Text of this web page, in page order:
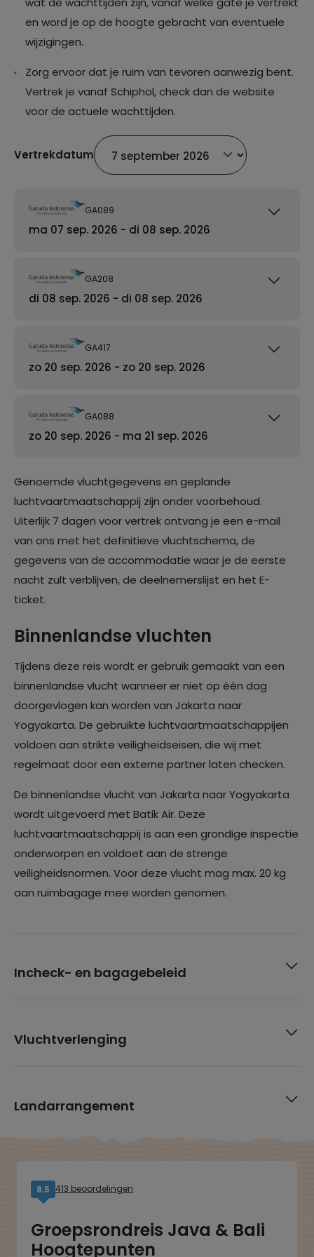
en word je op de hoogte gebracht van eventuele
wijzigingen.
Zorg ervoor dat je ruim van tevoren aanwezig bent.
Vertrek je vanaf Schiphol, check dan de website
voor de actuele wachttijden.
Vertrekdatum
GA089
ma 07 sep. 2026 - di 08 sep. 2026
GA208
di 08 sep. 2026 - di 08 sep. 2026
GA417
zo 20 sep. 2026 - zo 20 sep. 2026
GA088
zo 20 sep. 2026 - ma 21 sep. 2026
Genoemde vluchtgegevens en geplande
luchtvaartmaatschappij zijn onder voorbehoud.
Uiterlijk 7 dagen voor vertrek ontvang je een e-mail
van ons met het definitieve vluchtschema, de
gegevens van de accommodatie waar je de eerste
nacht zult verblijven, de deelnemerslijst en het E-
ticket.
Binnenlandse vluchten
Tijdens deze reis wordt er gebruik gemaakt van een
binnenlandse vlucht wanneer er niet op één dag
doorgevlogen kan worden van Jakarta naar
Yogyakarta. De gebruikte luchtvaartmaatschappijen
voldoen aan strikte veiligheidseisen, die wij met
regelmaat door een externe partner laten checken.
De binnenlandse vlucht van Jakarta naar Yogyakarta
wordt uitgevoerd met Batik Air. Deze
luchtvaartmaatschappij is aan een grondige inspectie
onderworpen en voldoet aan de strenge
veiligheidsnormen. Voor deze vlucht mag max. 20 kg
aan ruimbagage mee worden genomen.
Incheck- en bagagebeleid
Vluchtverlenging
Landarrangement
8,5 413 beoordelingen
Groepsrondreis Java & Bali
Hoogtepunten